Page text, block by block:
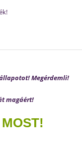
Megérdemli!
magáért!